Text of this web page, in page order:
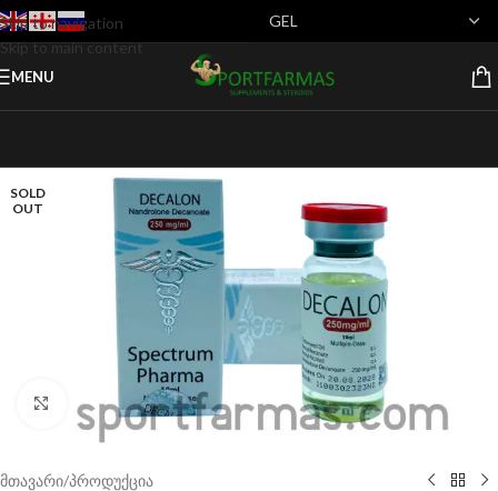
Skip to navigation
Skip to main content
MENU
SOLD
OUT
Click to enlarge
მთავარი/პროდუქცია